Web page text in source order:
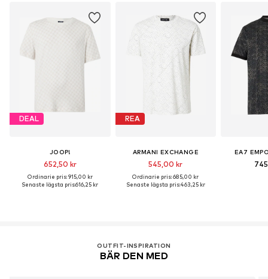
DEAL
JOOP!
652,50 kr
Ordinarie pris: 915,00 kr
Senaste lägsta pris:616,25 kr
REA
ARMANI EXCHANGE
545,00 kr
Ordinarie pris: 685,00 kr
Senaste lägsta pris:463,25 kr
EA7
OUTFIT-INSPIRATION
BÄR DEN MED